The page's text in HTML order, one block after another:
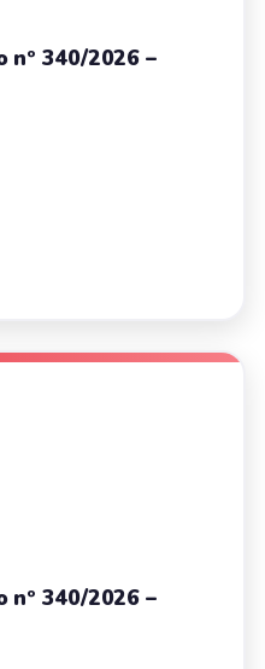
nº 340/2026 –
nº 340/2026 –